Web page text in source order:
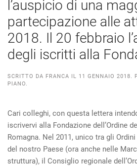
l’auspicio di una
partecipazione alle
2018. Il 20 febbraio
degli iscritti alla
SCRITTO DA FRANCA IL 11 GENNAIO 2018 .
PIANO
Cari colleghi, con questa lettera
iscrivervi alla Fondazione dell’Ordine
Romagna. Nel 2011, unico tra gli
del nostro Paese (ora anche nelle
struttura), il Consiglio regionale